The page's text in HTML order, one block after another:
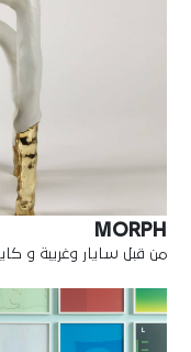
MORPH
من قبل سايار وغريبة و